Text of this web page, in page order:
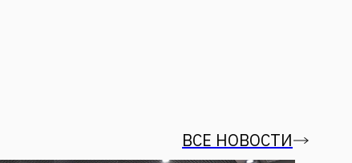
ВСЕ НОВОСТИ